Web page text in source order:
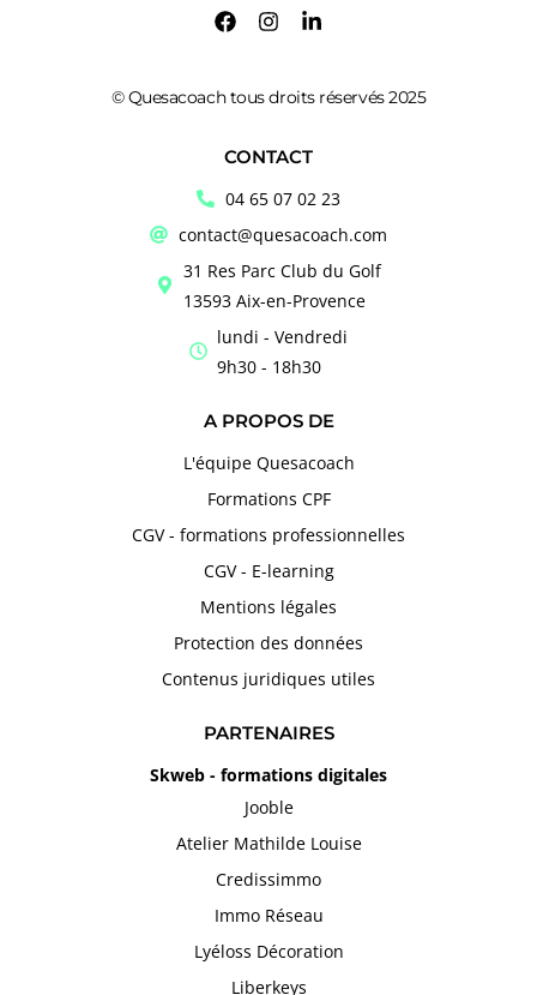
© Quesacoach tous droits réservés 2025
CONTACT
04 65 07 02 23
contact@quesacoach.com
31 Res Parc Club du Golf
13593 Aix-en-Provence
lundi - Vendredi
9h30 - 18h30
A PROPOS DE
L'équipe Quesacoach
Formations CPF
CGV - formations professionnelles
CGV - E-learning
Mentions légales
Protection des données
Contenus juridiques utiles
PARTENAIRES
Skweb - formations digitales
Jooble
Atelier Mathilde Louise
Credissimmo
Immo Réseau
Lyéloss Décoration
Liberkeys